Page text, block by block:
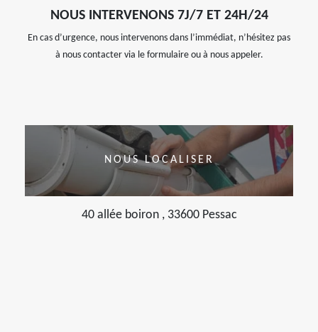
NOUS INTERVENONS 7J/7 ET 24H/24
En cas d’urgence, nous intervenons dans l’immédiat, n’hésitez pas
à nous contacter via le formulaire ou à nous appeler.
NOUS LOCALISER
40 allée boiron , 33600 Pessac